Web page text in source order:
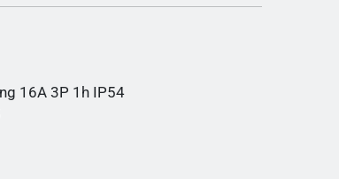
16A 3P 1h IP54